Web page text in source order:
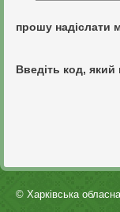
прошу надіслати
Введіть код, який
© Харківська